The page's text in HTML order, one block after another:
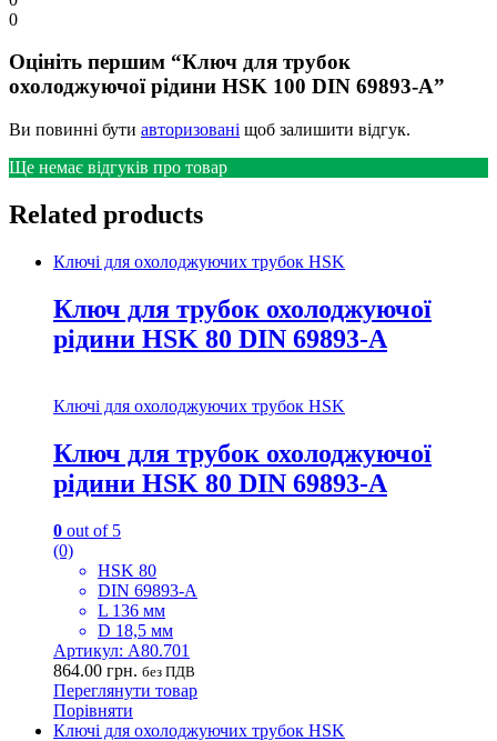
0
Оцініть першим “Ключ для трубок
охолоджуючої рідини HSK 100 DIN 69893-А”
Ви повинні бути авторизовані щоб залишити відгук.
Ще немає відгуків про товар
Related products
Ключі для охолоджуючих трубок HSK
Ключ для трубок охолоджуючої
рідини HSK 80 DIN 69893-А
Ключі для охолоджуючих трубок HSK
Ключ для трубок охолоджуючої
рідини HSK 80 DIN 69893-А
0 out of 5
(0)
HSK 80
DIN 69893-А
L 136 мм
D 18,5 мм
Артикул: A80.701
864.00 грн. без ПДВ
Переглянути товар
Порівняти
Ключі для охолоджуючих трубок HSK